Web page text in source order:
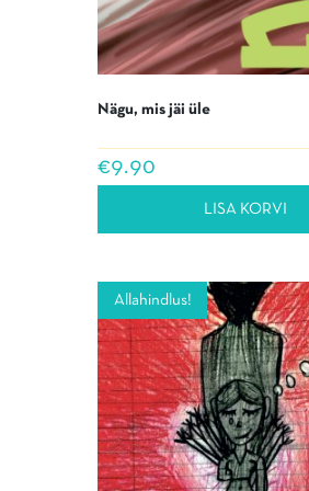
Nägu, mis jäi üle
€9.90
LISA KORVI
Allahindlus!